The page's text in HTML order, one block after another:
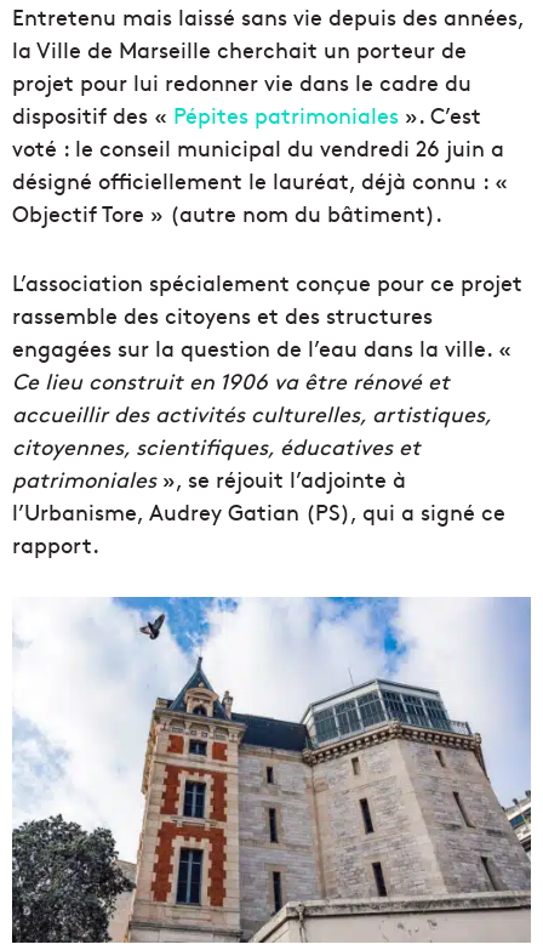
Entretenu mais laissé sans vie depuis des années,
la Ville de Marseille cherchait un porteur de
projet pour lui redonner vie dans le cadre du
dispositif des « Pépites patrimoniales ». C’est
voté : le conseil municipal du vendredi 26 juin a
désigné officiellement le lauréat, déjà connu : «
Objectif Tore » (autre nom du bâtiment).
L’association spécialement conçue pour ce projet
rassemble des citoyens et des structures
engagées sur la question de l’eau dans la ville. «
Ce lieu construit en 1906 va être rénové et
accueillir des activités culturelles, artistiques,
citoyennes, scientifiques, éducatives et
patrimoniales», se réjouit l’adjointe à
l’Urbanisme, Audrey Gatian (PS), qui a signé ce
rapport.